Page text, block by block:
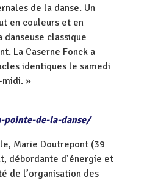
de la danse. Un
en couleurs et en
classique
La Caserne Fonck a
identiques le samedi
midi. »
de-la-danse/
Marie Doutrepont (39
débordante d’énergie et
de l’organisation des